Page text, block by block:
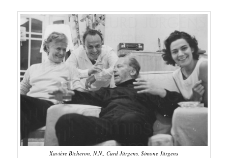
Xavière Bicheron, N.N., Curd Jürgens, Simone Jürgens